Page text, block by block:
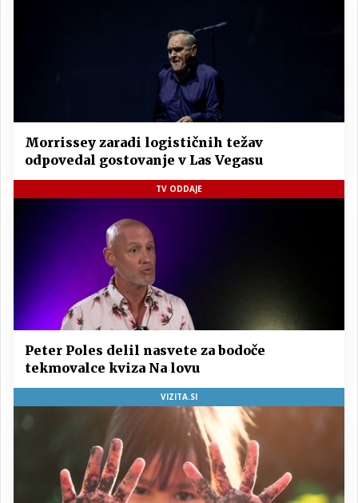
Morrissey zaradi logističnih težav
odpovedal gostovanje v Las Vegasu
TV ODDAJE
Peter Poles delil nasvete za bodoče
tekmovalce kviza Na lovu
VIZITA.SI